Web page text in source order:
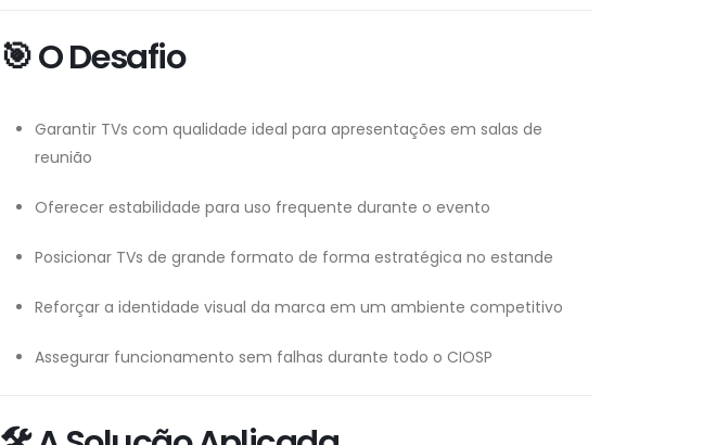
🎯 O Desafio
Garantir TVs com qualidade ideal para apresentações em salas de
reunião
Oferecer estabilidade para uso frequente durante o evento
Posicionar TVs de grande formato de forma estratégica no estande
Reforçar a identidade visual da marca em um ambiente competitivo
Assegurar funcionamento sem falhas durante todo o CIOSP